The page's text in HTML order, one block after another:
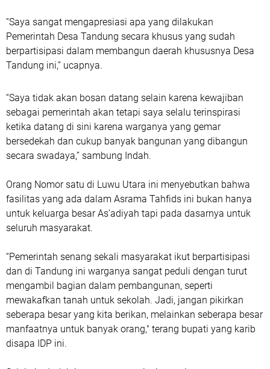
“Saya sangat mengapresiasi apa yang dilakukan
Pemerintah Desa Tandung secara khusus yang sudah
berpartisipasi dalam membangun daerah khususnya Desa
Tandung ini,” ucapnya.
“Saya tidak akan bosan datang selain karena kewajiban
sebagai pemerintah akan tetapi saya selalu terinspirasi
ketika datang di sini karena warganya yang gemar
bersedekah dan cukup banyak bangunan yang dibangun
secara swadaya,” sambung Indah.
Orang Nomor satu di Luwu Utara ini menyebutkan bahwa
fasilitas yang ada dalam Asrama Tahfids ini bukan hanya
untuk keluarga besar As’adiyah tapi pada dasarnya untuk
seluruh masyarakat.
“Pemerintah senang sekali masyarakat ikut berpartisipasi
dan di Tandung ini warganya sangat peduli dengan turut
mengambil bagian dalam pembangunan, seperti
mewakafkan tanah untuk sekolah. Jadi, jangan pikirkan
seberapa besar yang kita berikan, melainkan seberapa besar
manfaatnya untuk banyak orang," terang bupati yang karib
disapa IDP ini.